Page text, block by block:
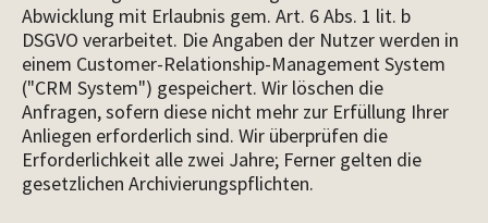
Abwicklung mit Erlaubnis gem. Art. 6 Abs. 1 lit. b
DSGVO verarbeitet. Die Angaben der Nutzer werden in
einem Customer-Relationship-Management System
("CRM System") gespeichert. Wir löschen die
Anfragen, sofern diese nicht mehr zur Erfüllung Ihrer
Anliegen erforderlich sind. Wir überprüfen die
Erforderlichkeit alle zwei Jahre; Ferner gelten die
gesetzlichen Archivierungspflichten.